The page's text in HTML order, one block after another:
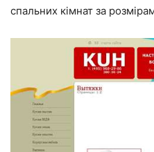
спальних кімнат за